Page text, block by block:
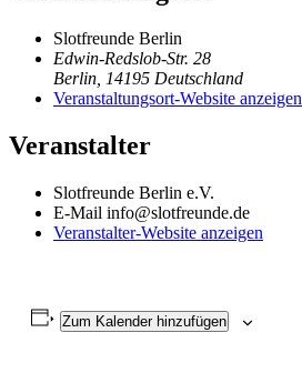
Slotfreunde Berlin
Edwin-Redslob-Str. 28
Berlin 14195 Deutschland
Veranstaltungsort-Website anzeigen
Veranstalter
Slotfreunde Berlin e.V.
E-Mail info@slotfreunde.de
Veranstalter-Website anzeigen
Zum Kalender hinzufügen